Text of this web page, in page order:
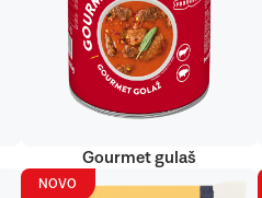
Gourmet gulaš
NOVO